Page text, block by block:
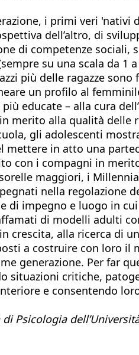
i primi veri
dell’altro, di
di competenze sociali,
su una scala da 1
più delle ragazze
un profilo al
educate – alla cura
merito alla qualità
gli adolescenti
in atto una
con i compagni in
maggiori, i
nella regolazione
impegno e luogo in
di modelli adulti
alla ricerca di
a costruire con loro
generazione. Per far
situazioni critiche,
e consentendo
Psicologia